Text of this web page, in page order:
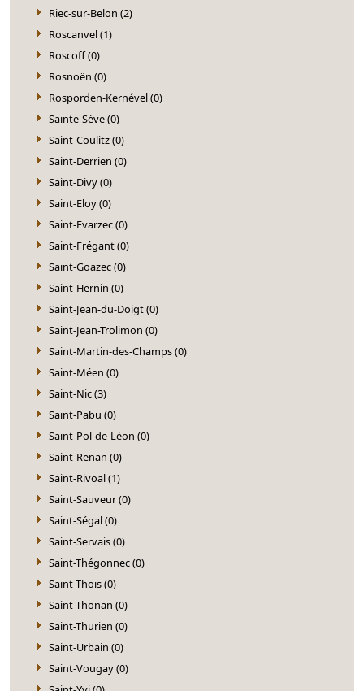
Riec-sur-Belon (2)
Roscanvel (1)
Roscoff (0)
Rosnoën (0)
Rosporden-Kernével (0)
Sainte-Sève (0)
Saint-Coulitz (0)
Saint-Derrien (0)
Saint-Divy (0)
Saint-Eloy (0)
Saint-Evarzec (0)
Saint-Frégant (0)
Saint-Goazec (0)
Saint-Hernin (0)
Saint-Jean-du-Doigt (0)
Saint-Jean-Trolimon (0)
Saint-Martin-des-Champs (0)
Saint-Méen (0)
Saint-Nic (3)
Saint-Pabu (0)
Saint-Pol-de-Léon (0)
Saint-Renan (0)
Saint-Rivoal (1)
Saint-Sauveur (0)
Saint-Ségal (0)
Saint-Servais (0)
Saint-Thégonnec (0)
Saint-Thois (0)
Saint-Thonan (0)
Saint-Thurien (0)
Saint-Urbain (0)
Saint-Vougay (0)